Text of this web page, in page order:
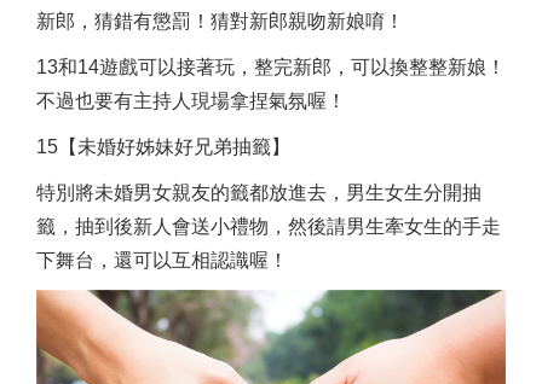
新郎，猜錯有懲罰！猜對新郎親吻新娘唷！
13和14遊戲可以接著玩，整完新郎，可以換整整新娘！
不過也要有主持人現場拿捏氣氛喔！
15【未婚好姊妹好兄弟抽籤】
特別將未婚男女親友的籤都放進去，男生女生分開抽
籤，抽到後新人會送小禮物，然後請男生牽女生的手走
下舞台，還可以互相認識喔！